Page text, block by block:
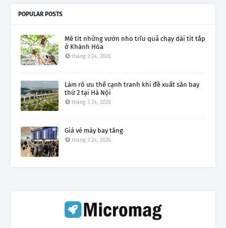
POPULAR POSTS
Mê tít những vườn nho trĩu quả chạy dài tít tắp
ở Khánh Hòa
tháng 3 24, 2026
Làm rõ ưu thế cạnh tranh khi đề xuất sân bay
thứ 2 tại Hà Nội
tháng 3 24, 2026
Giá vé máy bay tăng
tháng 3 24, 2026